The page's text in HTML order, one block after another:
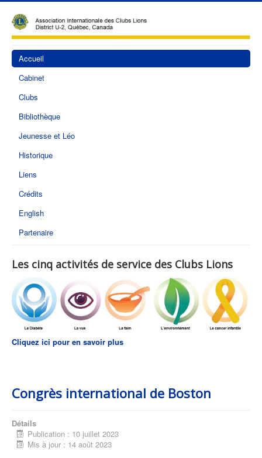
Accueil
Cabinet
Clubs
Bibliothèque
Jeunesse et Léo
Historique
Liens
Crédits
English
Partenaire
Les cinq activités de service des Clubs Lions
Cliquez ici pour en savoir plus
Congrès international de Boston
Détails
Publication : 10 juillet 2023
Mis à jour : 14 août 2023